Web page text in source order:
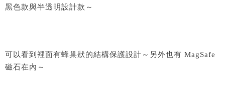
黑色款與半透明設計款～
可以看到裡面有蜂巢狀的結構保護設計～另外也有 MagSafe
磁石在內～